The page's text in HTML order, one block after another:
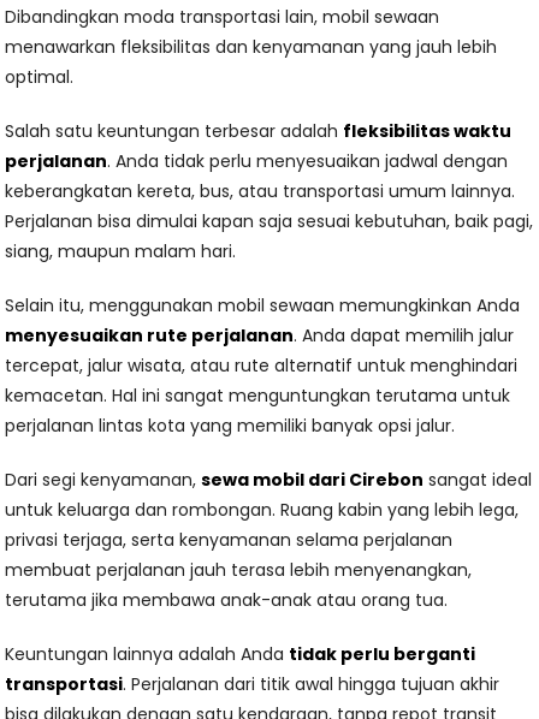
Dibandingkan moda transportasi lain, mobil sewaan
menawarkan fleksibilitas dan kenyamanan yang jauh lebih
optimal.
Salah satu keuntungan terbesar adalah fleksibilitas waktu
perjalanan. Anda tidak perlu menyesuaikan jadwal dengan
keberangkatan kereta, bus, atau transportasi umum lainnya.
Perjalanan bisa dimulai kapan saja sesuai kebutuhan, baik pagi,
siang, maupun malam hari.
Selain itu, menggunakan mobil sewaan memungkinkan Anda
menyesuaikan rute perjalanan. Anda dapat memilih jalur
tercepat, jalur wisata, atau rute alternatif untuk menghindari
kemacetan. Hal ini sangat menguntungkan terutama untuk
perjalanan lintas kota yang memiliki banyak opsi jalur.
Dari segi kenyamanan,sewa mobil dari Cirebon sangat ideal
untuk keluarga dan rombongan. Ruang kabin yang lebih lega,
privasi terjaga, serta kenyamanan selama perjalanan
membuat perjalanan jauh terasa lebih menyenangkan,
terutama jika membawa anak-anak atau orang tua.
Keuntungan lainnya adalah Anda tidak perlu berganti
transportasi. Perjalanan dari titik awal hingga tujuan akhir
bisa dilakukan dengan satu kendaraan, tanpa repot transit